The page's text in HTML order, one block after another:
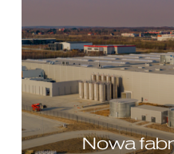
Nowa